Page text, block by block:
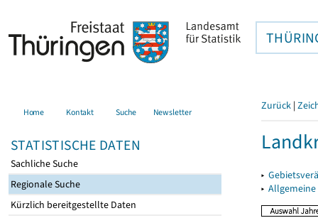
Home Kontakt Suche Newsletter
STATISTISCHE DATEN
Sachliche Suche
Regionale Suche
Kürzlich bereitgestellte Daten
Zurück |
▸
▸